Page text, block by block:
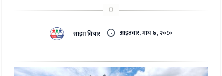
साझा विचार आइतवार, माघ ७, २०८०